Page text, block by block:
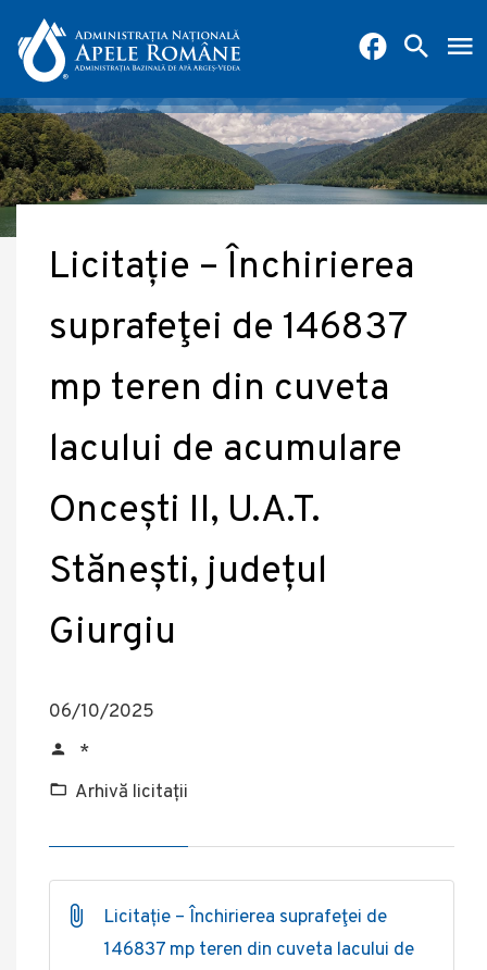
Licitație – Închirierea
suprafeţei de 146837
mp teren din cuveta
lacului de acumulare
Oncești II, U.A.T.
Stănești, județul
Giurgiu
06/10/2025
*
Arhivă licitații
Licitație – Închirierea suprafeţei de
146837 mp teren din cuveta lacului de